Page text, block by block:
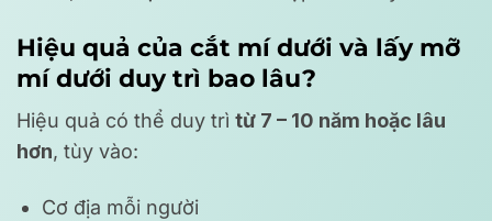
Hiệu quả của cắt mí dưới và lấy mỡ
mí dưới duy trì bao lâu?
Hiệu quả có thể duy trì từ 7 – 10 năm hoặc lâu
hơn, tùy vào:
Cơ địa mỗi người